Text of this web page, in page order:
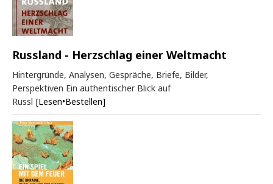
Russland - Herzschlag einer Weltmacht
Hintergründe, Analysen, Gespräche, Briefe, Bilder,
Perspektiven Ein authentischer Blick auf
Russl [Lesen•Bestellen]